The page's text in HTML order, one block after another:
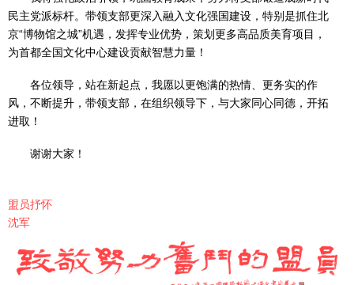
民主党派标杆。带领支部更深入融入文化强国建设，特别是抓住北
京“博物馆之城”机遇，发挥专业优势，策划更多高品质美育项目，
为首都全国文化中心建设贡献智慧力量！
各位领导，站在新起点，我愿以更饱满的热情、更务实的作
风，不断提升，带领支部，在组织领导下，与大家同心同德，开拓
进取！
谢谢大家！
盟员抒怀
沈军